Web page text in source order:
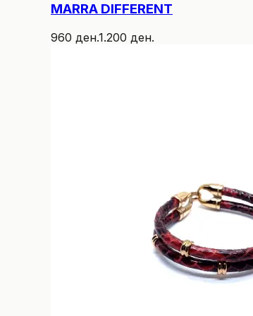
MARRA DIFFERENT
960 ден.1.200 ден.